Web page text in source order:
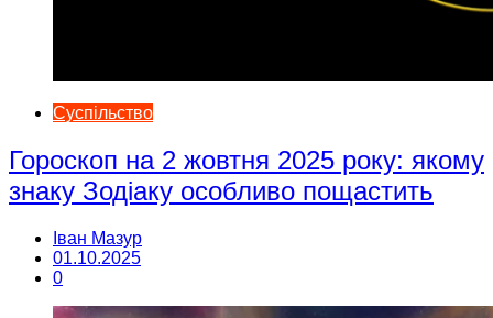
Суспільство
Гороскоп на 2 жовтня 2025 року: якому
знаку Зодіаку особливо пощастить
Іван Мазур
01.10.2025
0